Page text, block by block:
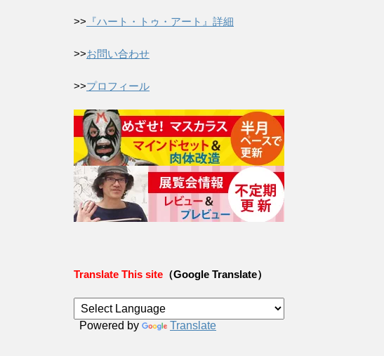
>> 『ハート・トゥ・アート』詳細
>>お問い合わせ
>>プロフィール
Translate This site （Google Translate）
Powered by Translate